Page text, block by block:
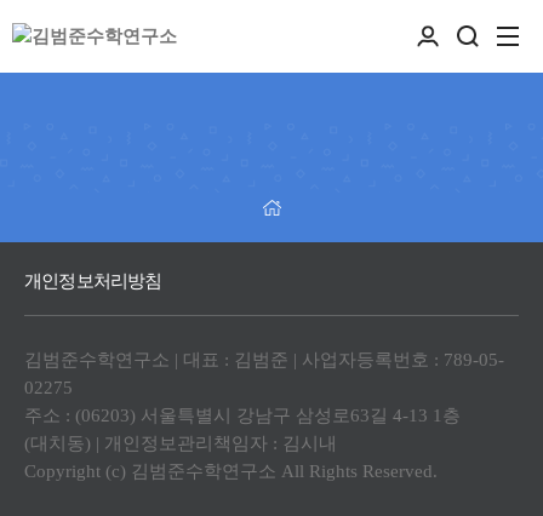
개인정보처리방침
김범준수학연구소 | 대표 : 김범준 | 사업자등록번호 : 789-05-
02275
주소 : (06203) 서울특별시 강남구 삼성로63길 4-13 1층
(대치동) | 개인정보관리책임자 : 김시내
Copyright (c) 김범준수학연구소 All Rights Reserved.